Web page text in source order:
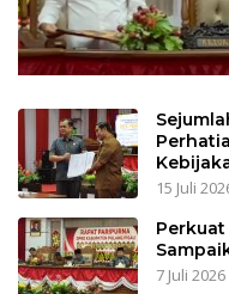
15 Juli
7 Juli 2026